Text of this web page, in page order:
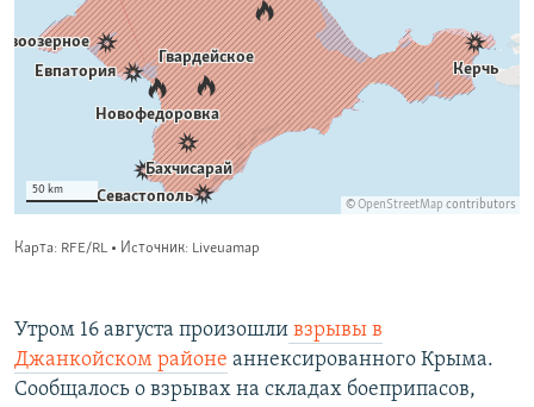
Утром 16 августа произошли взрывы в
Джанкойском районе аннексированного Крыма.
Сообщалось о взрывах на складах боеприпасов,